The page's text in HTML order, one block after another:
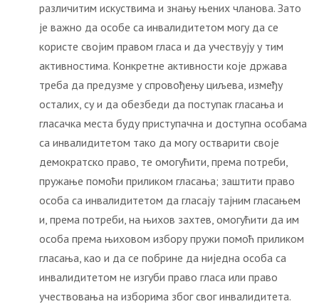
различитим искуствима и знању њених чланова. Зато
је важно да особе са инвалидитетом могу да се
користе својим правом гласа и да учествују у тим
активностима. Конкретне активности које држава
треба да предузме у спровођењу циљева, између
осталих, су и да обезбеди да поступак гласања и
гласачка места буду приступачна и доступна особама
са инвалидитетом тако да могу остварити своје
демократско право, те омогућити, према потреби,
пружање помоћи приликом гласања; заштити право
особа са инвалидитетом да гласају тајним гласањем
и, према потреби, на њихов захтев, омогућити да им
особа према њиховом избору пружи помоћ приликом
гласања, као и да се побрине да ниједна особа са
инвалидитетом не изгуби право гласа или право
учествовања на изборима због свог инвалидитета.